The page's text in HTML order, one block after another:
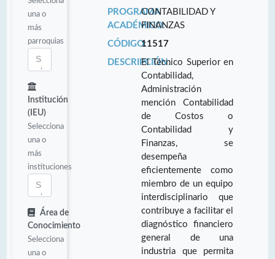
una o
más
parroquias
Institución
(IEU)
Selecciona
una o
más
instituciones
Área de
Conocimiento
Selecciona
una o
PROGRAMA
ACADÉMICO:
CONTABILIDAD Y
FINANZAS
CÓDIGO:11517
DESCRIPCIÓN:El Técnico Superior en
Contabilidad,
Administración
mención Contabilidad
de Costos o
Contabilidad y
Finanzas, se
desempeña
eficientemente como
miembro de un equipo
interdisciplinario que
contribuye a facilitar el
diagnóstico financiero
general de una
industria que permita